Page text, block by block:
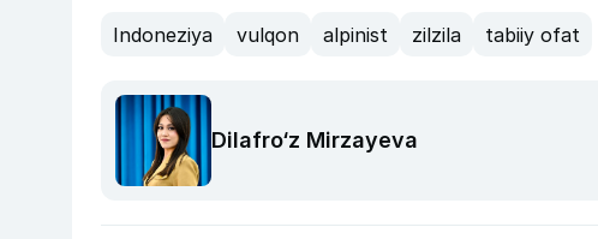
Indoneziya vulqon alpinist zilzila tabiiy ofat
Dilafro‘z Mirzayeva